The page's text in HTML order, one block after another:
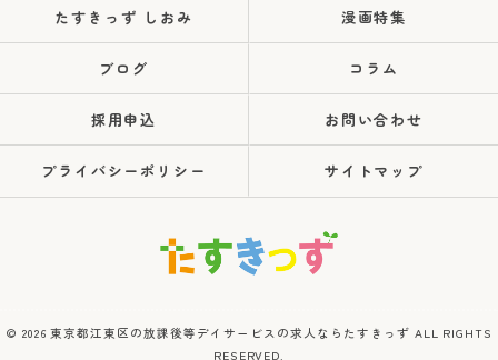
たすきっず しおみ 漫画特集
ブログ コラム
採用申込 お問い合わせ
プライバシーポリシー サイトマップ
© 2026 東京都江東区の放課後等デイサービスの求人ならたすきっず ALL RIGHTS
RESERVED.